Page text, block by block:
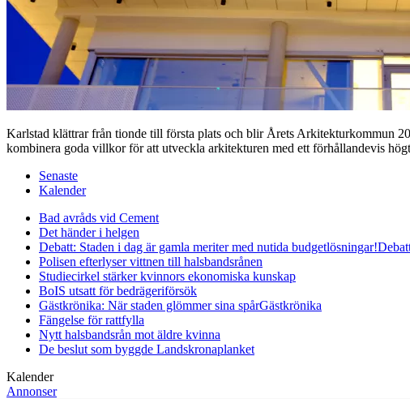
Karlstad klättrar från tionde till första plats och blir Årets Arkitekturkommun
kombinera goda villkor för att utveckla arkitekturen med ett förhållandevis
Senaste
Kalender
Bad avråds vid Cement
Det händer i helgen
Debatt: Staden i dag är gamla meriter med nutida budgetlösningar!
Polisen efterlyser vittnen till halsbandsrånen
Studiecirkel stärker kvinnors ekonomiska kunskap
BoIS utsatt för bedrägeriförsök
Gästkrönika: När staden glömmer sina spårGästkrönika
Fängelse för rattfylla
Nytt halsbandsrån mot äldre kvinna
De beslut som byggde Landskronaplanket
Kalender
Annonser